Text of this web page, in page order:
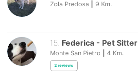
Zola Predosa 9 Km.
15 Federica - Pet Sitter
Monte San Pietro 4 Km.
2 reviews